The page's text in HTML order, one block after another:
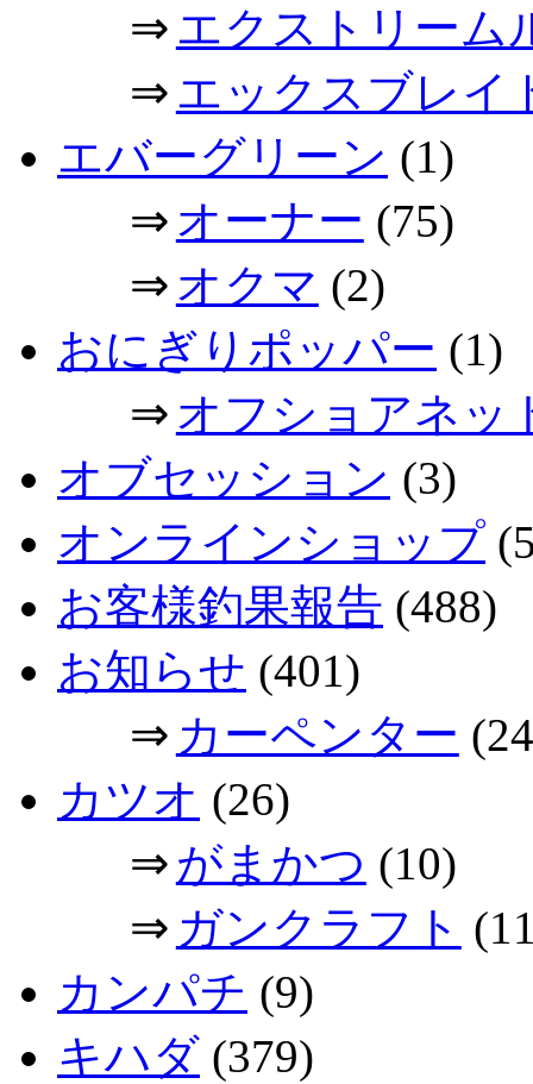
⇒ エクストリーム
⇒ エックスブレイ
エバーグリーン (1)
⇒ オーナー (75)
⇒ オクマ (2)
おにぎりポッパー (1)
⇒ オフショアネッ
オブセッション (3)
オンラインショップ
お客様釣果報告 (488)
お知らせ (401)
⇒ カーペンター
カツオ (26)
⇒ がまかつ (10)
⇒ ガンクラフト
カンパチ (9)
キハダ (379)